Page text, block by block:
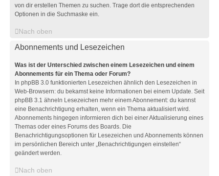
von dir erstellen Themen zu suchen. Trage dort die entsprechenden
Optionen in die Suchmaske ein.
Nach oben
Abonnements und Lesezeichen
Was ist der Unterschied zwischen einem Lesezeichen und einem
Abonnements für ein Thema oder Forum?
In phpBB 3.0 funktionierten Lesezeichen ähnlich den Lesezeichen in
Web-Browsern: du bekamst keine Informationen bei einem Update. Seit
phpBB 3.1 ähneln Lesezeichen mehr einem Abonnement: du kannst
eine Benachrichtigung erhalten, wenn ein Thema aktualisiert wird.
Abonnements hingegen informieren dich bei einer Aktualisierung eines
Themas oder eines Forums des Boards. Die
Benachrichtigungsoptionen für Lesezeichen und Abonnements können
im persönlichen Bereich unter „Benachrichtigungen einstellen“
geändert werden.
Nach oben